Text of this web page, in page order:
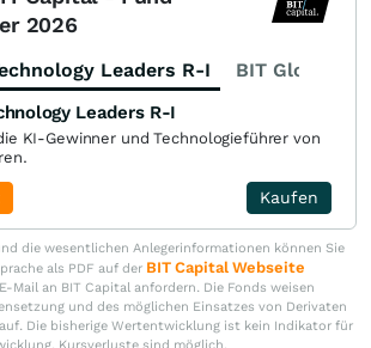
2026
Leaders R-I BIT Global
Leaders R-I
KI-Gewinner und Technologieführer von
Kaufen
die wesentlichen Anlegerinformationen können Sie
als PDF auf der BIT Capital Webseite
Mail an BIT Capital anfordern. Die Fonds weisen
und des möglichen Einsatzes von Derivaten
Die bisherige Wertentwicklung ist kein Indikator für